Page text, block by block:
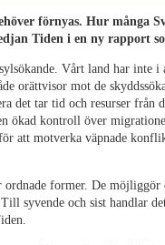
förnyas. Hur många
Tiden i en ny rapport
Vårt land har inte i
orättvisor mot de
det tar tid och resurser från
ökad kontroll över
att motverka väpnade
former. De möjliggör
syvende och sist handlar